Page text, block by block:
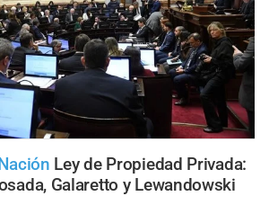
Ley de Propiedad Privada:
Galaretto y Lewandowski